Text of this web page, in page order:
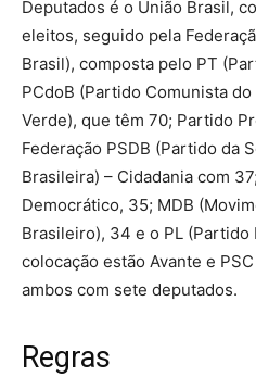
Deputados é o União Brasil,
eleitos, seguido pela
Brasil), composta pelo PT
PCdoB (Partido Comunista
Verde), que têm 70; Partido
Federação PSDB (Partido da
Brasileira) – Cidadania com
Democrático, 35; MDB
Brasileiro), 34 e o PL
colocação estão Avante e
ambos com sete deputados.
Regras